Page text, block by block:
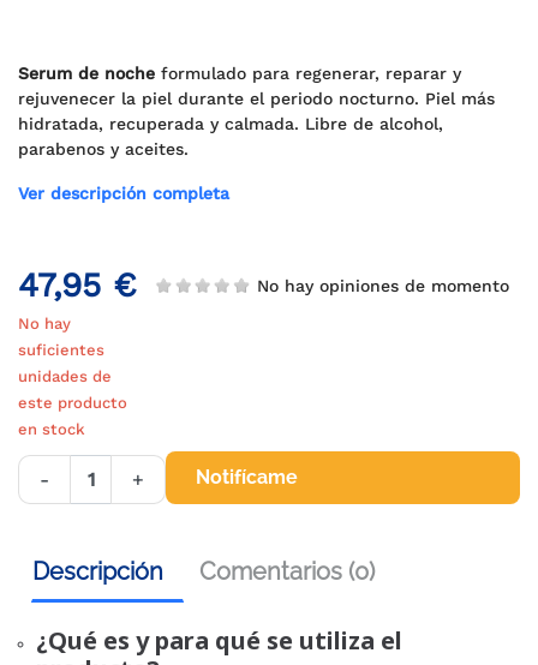
Serum de noche formulado para regenerar, reparar y
rejuvenecer la piel durante el periodo nocturno. Piel más
hidratada, recuperada y calmada. Libre de alcohol,
parabenos y aceites.
Ver descripción completa
47,95 € No hay opiniones de momento
No hay
suficientes
unidades de
este producto
en stock
- + Notifícame
Descripción Comentarios (0)
¿Qué es y para qué se utiliza el